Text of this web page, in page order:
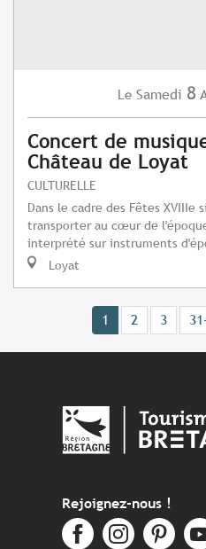
Le Samedi 8
Concert de
Château de Loyat
CULTURELLE
Dans le cadre des Fêtes XVIIIe
transporter au cœur de
interprété sur instruments
Loyat
1 2 3
Rejoignez-nous !